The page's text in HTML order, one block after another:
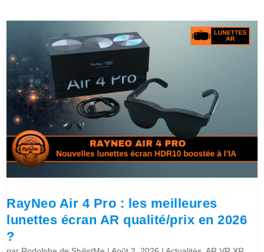
RayNeo Air 4 Pro : les meilleures
lunettes écran AR qualité/prix en 2026
?